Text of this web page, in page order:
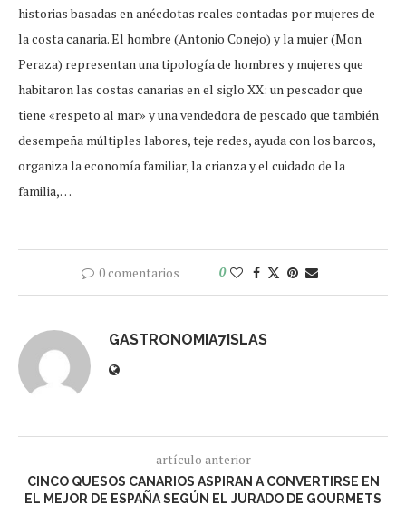
historias basadas en anécdotas reales contadas por mujeres de
la costa canaria. El hombre (Antonio Conejo) y la mujer (Mon
Peraza) representan una tipología de hombres y mujeres que
habitaron las costas canarias en el siglo XX: un pescador que
tiene «respeto al mar» y una vendedora de pescado que también
desempeña múltiples labores, teje redes, ayuda con los barcos,
organiza la economía familiar, la crianza y el cuidado de la
familia,…
0 comentarios 0
GASTRONOMIA7ISLAS
artículo anterior
CINCO QUESOS CANARIOS ASPIRAN A CONVERTIRSE EN
EL MEJOR DE ESPAÑA SEGÚN EL JURADO DE GOURMETS